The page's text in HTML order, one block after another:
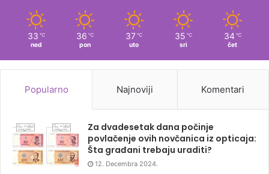
33 ℃
ned
36 ℃
pon
37 ℃
uto
35 ℃
sri
34 ℃
čet
Popularno Najnoviji Komentari
Za dvadesetak dana počinje
povlačenje ovih novčanica iz opticaja:
Šta građani trebaju uraditi?
12. Decembra 2024.